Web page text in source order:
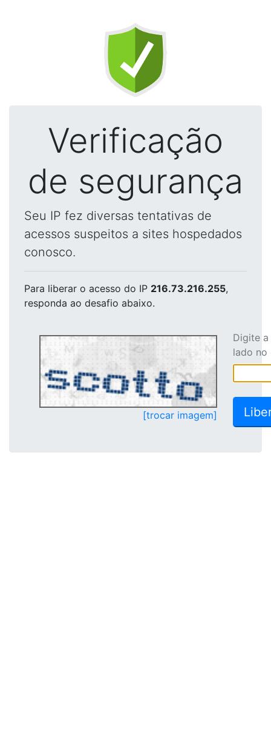
Verificação
de segurança
Seu IP fez diversas tentativas de
acessos suspeitos a sites hospedados
conosco.
Para liberar o acesso do IP 216.73.216.255,
responda ao desafio abaixo.
[trocar imagem]
Digite
lado no